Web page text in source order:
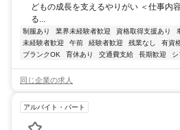
どもの成長を支えるやりがい ＜仕事内
る...
制服あり 業界未経験者歓迎 資格取得支援あり
未経験者歓迎
午前 経験者歓迎 残業なし 有資
ブランクOK
育休あり 交通費支給 長期歓迎 シ
同じ企業の求人
アルバイト・パート